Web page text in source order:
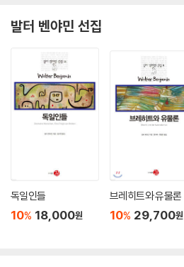
발터 벤야민 선집
독일인들
10% 18,000원
브레히트와 유물론
10% 29,700원